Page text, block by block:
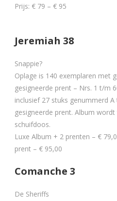
Prijs: € 79 – € 95
Jeremiah 38
Snappie?
Oplage is 140 exemplaren met
gesigneerde prent – Nrs. 1 t/m
inclusief 27 stuks genummerd
gesigneerde prent. Album
schuifdoos.
Luxe Album + 2 prenten – €
prent – € 95,00
Comanche 3
De Sheriffs